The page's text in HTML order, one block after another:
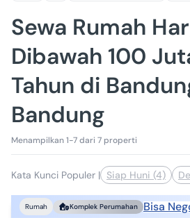
Sewa Rumah
Dibawah 100
Tahun di
Bandung
Menampilkan 1-7 dari 7 properti
Kata Kunci Populer | Siap Huni (4)
Rumah Komplek Perumahan Bisa